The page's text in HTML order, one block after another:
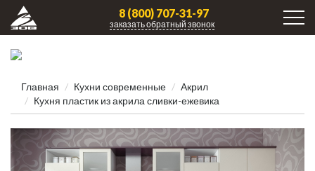
8 (800) 707-31-97
заказать обратный звонок
Главная Кухни современные
Акрил
Кухня пластик из акрила сливки-ежевика